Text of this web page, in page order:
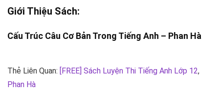
Giới Thiệu Sách:
Cấu Trúc Câu Cơ Bản Trong Tiếng Anh – Phan Hà
Thẻ Liên Quan: [FREE] Sách Luyện Thi Tiếng Anh Lớp 12,
Phan Hà